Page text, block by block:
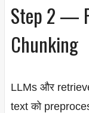
Step 2 —
Chunking
LLMs और
text को